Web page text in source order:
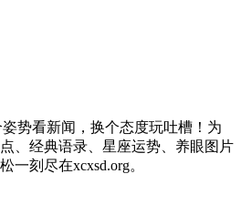
势看新闻，换个态度玩吐槽！为
、经典语录、星座运势、养眼图片
一刻尽在xcxsd.org。